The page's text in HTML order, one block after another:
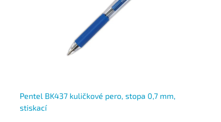
Pentel BK437 kuličkové pero, stopa 0,7 mm,
stiskací